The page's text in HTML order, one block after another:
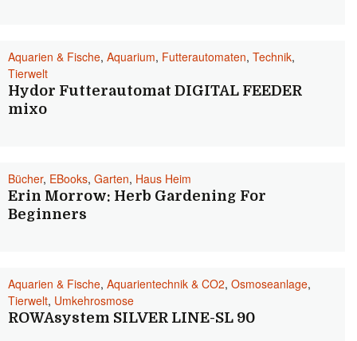
Aquarien & Fische, Aquarium, Futterautomaten, Technik,
Tierwelt
Hydor Futterautomat DIGITAL FEEDER
mixo
Bücher, EBooks, Garten, Haus Heim
Erin Morrow: Herb Gardening For
Beginners
Aquarien & Fische, Aquarientechnik & CO2, Osmoseanlage,
Tierwelt, Umkehrosmose
ROWAsystem SILVER LINE-SL 90